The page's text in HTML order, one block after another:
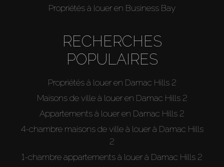
Propriétés à louer en Business Bay
RECHERCHES
POPULAIRES
Propriétés à louer en Damac Hills 2
Maisons de ville à louer en Damac Hills 2
Appartements à louer en Damac Hills 2
4-chambre maisons de ville à louer à Damac Hills
2
1-chambre appartements à louer à Damac Hills 2